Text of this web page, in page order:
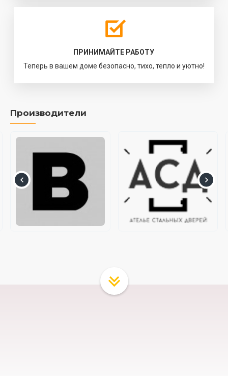
ПРИНИМАЙТЕ РАБОТУ
Теперь в вашем доме безопасно, тихо, тепло и уютно!
Производители